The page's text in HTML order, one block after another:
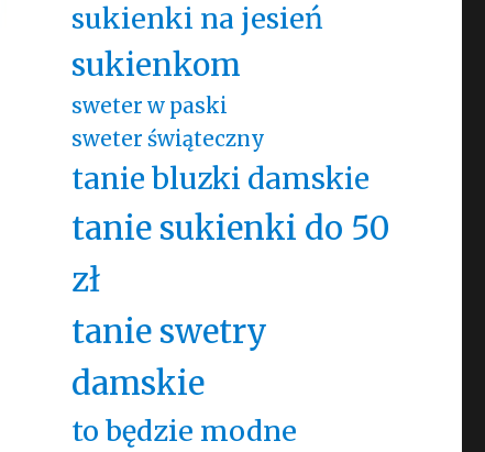
sukienki na jesień
sukienkom
sweter w paski
sweter świąteczny
tanie bluzki damskie
tanie sukienki do 50
zł
tanie swetry
damskie
to będzie modne